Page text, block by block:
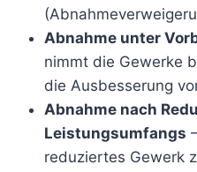
Abnahme unter
nimmt die Gewerke
die Ausbesserung
Abnahme nach
Leistungsumfangs
reduziertes Gewerk